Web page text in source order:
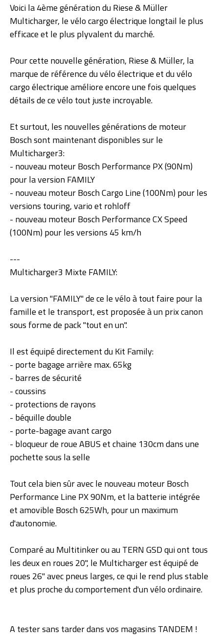
Voici la 4ème génération du Riese & Müller
Multicharger, le vélo cargo électrique longtail le plus
efficace et le plus plyvalent du marché.
Pour cette nouvelle génération, Riese & Müller, la
marque de référence du vélo électrique et du vélo
cargo électrique améliore encore une fois quelques
détails de ce vélo tout juste incroyable.
Et surtout, les nouvelles générations de moteur
Bosch sont maintenant disponibles sur le
Multicharger3:
- nouveau moteur Bosch Performance PX (90Nm)
pour la version FAMILY
- nouveau moteur Bosch Cargo Line (100Nm) pour les
versions touring, vario et rohloff
- nouveau moteur Bosch Performance CX Speed
(100Nm) pour les versions 45 km/h
---
Multicharger3 Mixte FAMILY:
La version "FAMILY" de ce le vélo à tout faire pour la
famille et le transport, est proposée à un prix canon
sous forme de pack "tout en un".
Il est équipé directement du Kit Family:
- porte bagage arrière max. 65kg
- barres de sécurité
- coussins
- protections de rayons
- béquille double
- porte-bagage avant cargo
- bloqueur de roue ABUS et chaine 130cm dans une
pochette sous la selle
Tout cela bien sûr avec le nouveau moteur Bosch
Performance Line PX 90Nm, et la batterie intégrée
et amovible Bosch 625Wh, pour un maximum
d'autonomie.
Comparé au Multitinker ou au TERN GSD qui ont tous
les deux en roues 20'', le Multicharger est équipé de
roues 26'' avec pneus larges, ce qui le rend plus stable
et plus proche du comportement d'un vélo ordinaire.
A tester sans tarder dans vos magasins TANDEM !